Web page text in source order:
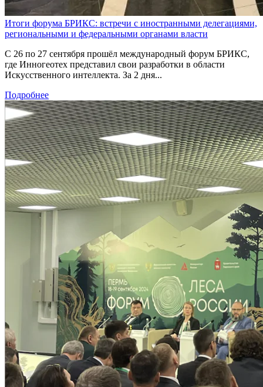
Итоги форума БРИКС: встречи с иностранными делегациями,
региональными и федеральными органами власти
С 26 по 27 сентября прошёл международный форум БРИКС,
где Инногеотех представил свои разработки в области
Искусственного интеллекта. За 2 дня...
Подробнее